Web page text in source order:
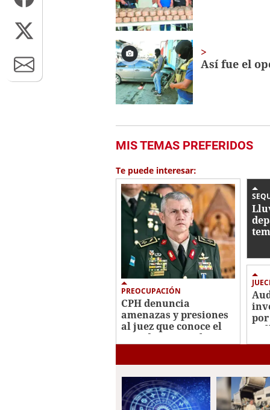
Así fue el
MIS TEMAS PREFERIDOS
Te puede interesar:
PREOCUPACIÓN
CPH denuncia
amenazas y presiones
al juez que conoce el
caso de Roosevelt y
por